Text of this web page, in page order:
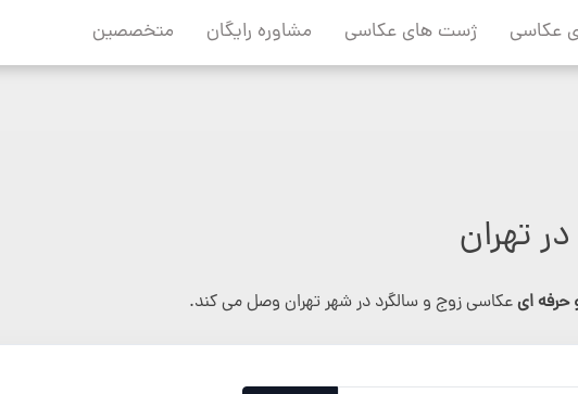
عکاسی ژست های عکاسی مشاوره رایگان متخصصین
تهران
ایعکاسی زوج و سالگرد در شهر تهران وصل می کند.